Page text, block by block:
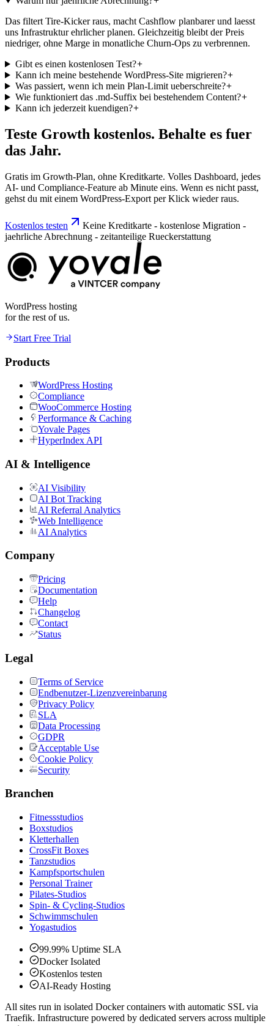
Das filtert Tire-Kicker raus, macht Cashflow planbarer und laesst
uns Infrastruktur ehrlicher planen. Gleichzeitig bleibt der Preis
niedriger, ohne Marge in monatliche Churn-Ops zu verbrennen.
Gibt es einen kostenlosen Test?
Kann ich meine bestehende WordPress-Site migrieren?
Was passiert, wenn ich mein Plan-Limit ueberschreite?
Wie funktioniert das .md-Suffix bei bestehendem Content?
Kann ich jederzeit kuendigen?
Teste Growth kostenlos. Behalte es fuer
das Jahr.
Gratis im Growth-Plan, ohne Kreditkarte. Volles Dashboard, jedes
AI- und Compliance-Feature ab Minute eins. Wenn es nicht passt,
gehst du mit einem WordPress-Export per Klick wieder raus.
Kostenlos testen
Keine Kreditkarte - kostenlose Migration -
jaehrliche Abrechnung - zeitanteilige Rueckerstattung
WordPress hosting
for the rest of us.
Start Free Trial
Products
WordPress Hosting
Compliance
WooCommerce Hosting
Performance & Caching
Yovale Pages
HyperIndex API
AI & Intelligence
AI Visibility
AI Bot Tracking
AI Referral Analytics
Web Intelligence
AI Analytics
Company
Pricing
Documentation
Help
Changelog
Contact
Status
Legal
Terms of Service
Endbenutzer-Lizenzvereinbarung
Privacy Policy
SLA
Data Processing
GDPR
Acceptable Use
Cookie Policy
Security
Branchen
Fitnessstudios
Boxstudios
Kletterhallen
CrossFit Boxes
Tanzstudios
Kampfsportschulen
Personal Trainer
Pilates-Studios
Spin- & Cycling-Studios
Schwimmschulen
Yogastudios
99.99% Uptime SLA
Docker Isolated
Kostenlos testen
AI-Ready Hosting
All sites run in isolated Docker containers with automatic SSL via
Traefik. Infrastructure powered by dedicated servers across multiple